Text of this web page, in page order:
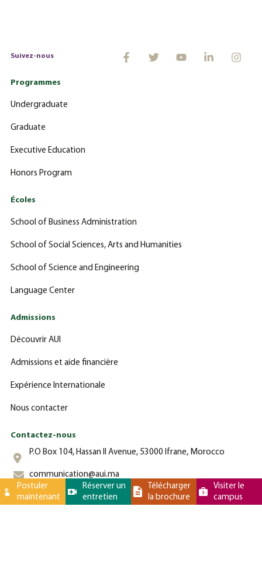
Suivez-nous
Programmes
Undergraduate
Graduate
Executive Education
Honors Program
Écoles
School of Business Administration
School of Social Sciences, Arts and Humanities
School of Science and Engineering
Language Center
Admissions
Découvrir AUI
Admissions et aide financière
Expérience Internationale
Nous contacter
Contactez-nous
P.O Box 104, Hassan II Avenue, 53000 Ifrane, Morocco
communication@aui.ma
+212 (0)-535-862-000
Postuler
maintenant
Réserver un
entretien
Télécharger
la brochure
Visiter le
campus